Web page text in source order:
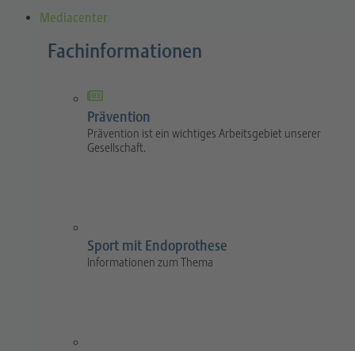
Mediacenter
Fachinformationen
Prävention
Prävention ist ein wichtiges Arbeitsgebiet unserer
Gesellschaft.
Sport mit Endoprothese
Informationen zum Thema